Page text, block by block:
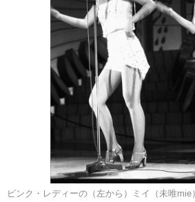
ピンク・レディーの（左から）ミイ（未唯mie